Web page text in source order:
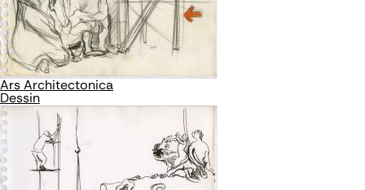
Ars Architectonica
Dessin